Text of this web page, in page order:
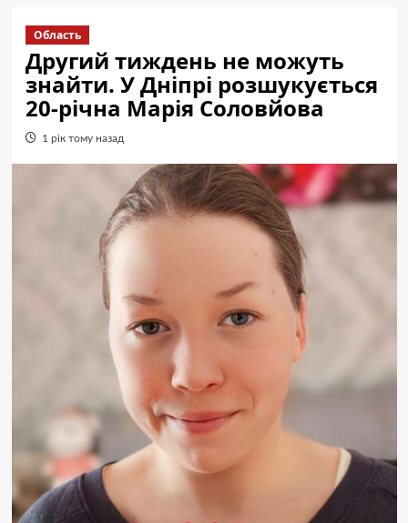
Область
Другий тиждень не можуть
знайти. У Дніпрі розшукується
20-річна Марія Соловйова
1 рік тому назад